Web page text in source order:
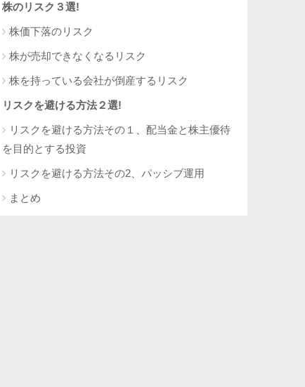
株のリスク３選!
株価下落のリスク
株が売却できなくなるリスク
株を持っている会社が倒産するリスク
リスクを避ける方法２選!
リスクを避ける方法その１、配当金と株主優待
を目的とする投資
リスクを避ける方法その2、パッシブ運用
まとめ